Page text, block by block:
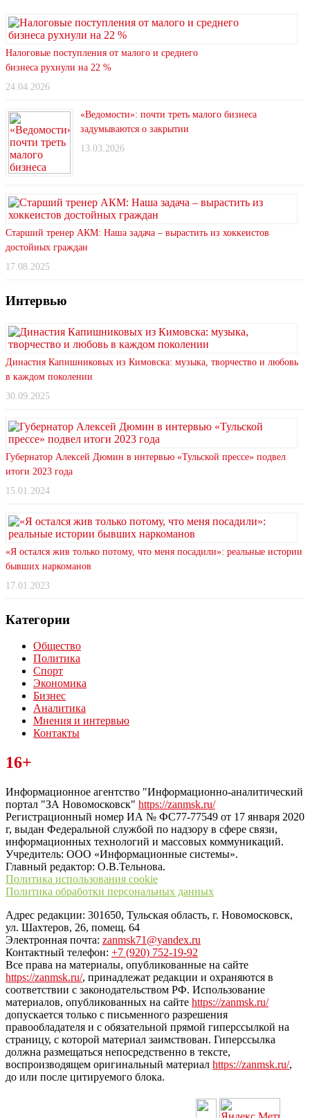
Налоговые поступления от малого и среднего
бизнеса рухнули на 22 %
24.04.2026
«Ведомости»: почти треть малого бизнеса
задумываются о закрытии
13.03.2026
Старший тренер АКМ: Наша задача – вырастить из хоккеистов
достойных граждан
17.08.2025
Интервью
Династия Капишниковых из Кимовска: музыка, творчество и любовь
в каждом поколении
30.09.2025
Губернатор Алексей Дюмин в интервью «Тульской прессе» подвел
итоги 2023 года
15.01.2024
«Я остался жив только потому, что меня посадили»: реальные истории
бывших наркоманов
17.01.2023
Категории
Общество
Политика
Спорт
Экономика
Бизнес
Аналитика
Мнения и интервью
Контакты
Читайте последние новости дня в Тульской области на сайте
“ЗаНовомосковск”
16+
Информационное агентство "Информационно-аналитический
портал "ЗА Новомосковск" https://zanmsk.ru/
Регистрационный номер ИА № ФС77-77549 от 17 января 2020
г, выдан Федеральной службой по надзору в сфере связи,
информационных технологий и массовых коммуникаций.
Учредитель: ООО «Информационные системы».
Главный редактор: О.В.Тельнова.
Политика использования cookie
Политика обработки персональных данных
Адрес редакции: 301650, Тульская область, г. Новомосковск,
ул. Шахтеров, 26, помещ. 64
Электронная почта: zanmsk71@yandex.ru
Контактный телефон: +7 (920) 752-19-92
Все права на материалы, опубликованные на сайте
https://zanmsk.ru/, принадлежат редакции и охраняются в
соответствии с законодательством РФ. Использование
материалов, опубликованных на сайте https://zanmsk.ru/
допускается только с письменного разрешения
правообладателя и с обязательной прямой гиперссылкой на
страницу, с которой материал заимствован. Гиперссылка
должна размещаться непосредственно в тексте,
воспроизводящем оригинальный материал https://zanmsk.ru/,
до или после цитируемого блока.